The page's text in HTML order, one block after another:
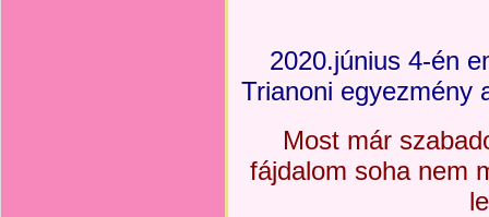
2020.június 4-én
Trianoni egyezmény
Most már
fájdalom soha nem